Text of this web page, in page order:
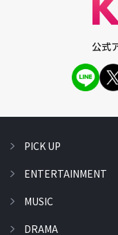
公式
PICK UP
ENTERTAINMENT
MUSIC
DRAMA